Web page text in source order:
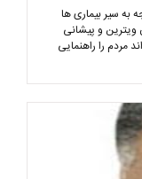
به سیر بیماری ها
ویترین و پیشانی
مردم را راهنمایی